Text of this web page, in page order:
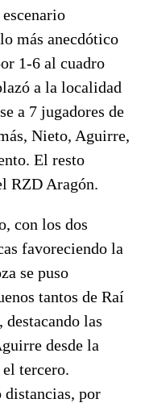
más anecdótico
1-6 al cuadro
a la localidad
a 7 jugadores de
Nieto, Aguirre,
El resto
RZD Aragón.
con los dos
favoreciendo la
se puso
tantos de Raí
las
desde la
tercero.
distancias, por